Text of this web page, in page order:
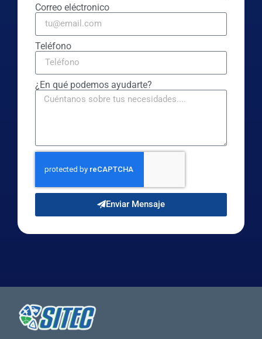
Correo eléctronico
Teléfono
¿En qué podemos ayudarte?
Enviar Mensaje